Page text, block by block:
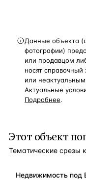
Данные объекта
фотографии)
или продавцом
носят
или
Актуальные
Подробнее.
Этот объект
Тематические срезы
Недвижимость под